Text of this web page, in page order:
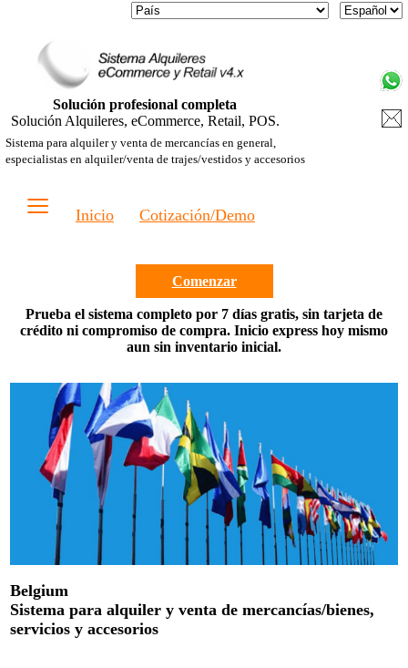
Solución profesional completa
Solución Alquileres, eCommerce, Retail, POS.
Sistema para alquiler y venta de mercancías en general,
especialistas en alquiler/venta de trajes/vestidos y accesorios
≡ Inicio Cotización/Demo
Comenzar
Prueba el sistema completo por 7 días gratis, sin tarjeta de
crédito ni compromiso de compra. Inicio express hoy mismo
aun sin inventario inicial.
Belgium
Sistema para alquiler y venta de mercancías/bienes,
servicios y accesorios